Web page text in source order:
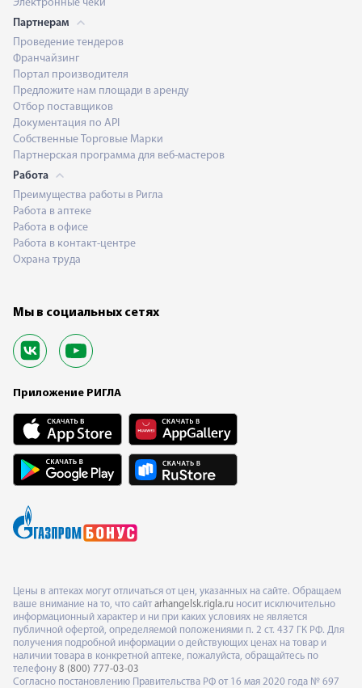
Электронные чеки
Партнерам
Проведение тендеров
Франчайзинг
Портал производителя
Предложите нам площади в аренду
Отбор поставщиков
Документация по API
Собственные Торговые Марки
Партнерская программа для веб-мастеров
Работа
Преимущества работы в Ригла
Работа в аптеке
Работа в офисе
Работа в контакт-центре
Охрана труда
Мы в социальных сетях
Приложение РИГЛА
Цены в аптеках могут отличаться от цен, указанных на сайте. Обращаем
ваше внимание на то, что сайт arhangelsk.rigla.ru носит исключительно
информационный характер и ни при каких условиях не является
публичной офертой, определяемой положениями п. 2 ст. 437 ГК РФ. Для
получения подробной информации о действующих ценах на товар и
наличии товара в конкретной аптеке, пожалуйста, обращайтесь по
телефону 8 (800) 777-03-03
Согласно постановлению Правительства РФ от 16 мая 2020 года № 697